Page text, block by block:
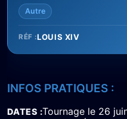
Autre
RÉF :LOUIS XIV
INFOS PRATIQUES :
DATES Tournage le 26